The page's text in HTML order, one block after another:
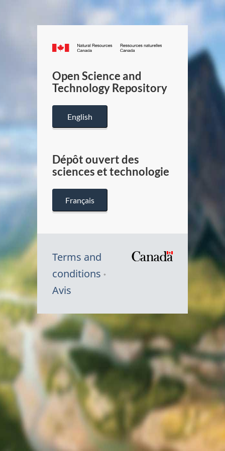
Canada.ca
/
Canada
Open Science and
Technology Repository
English
Dépôt ouvert des
sciences et technologie
Français
Terms and
conditions
Avis
Canada